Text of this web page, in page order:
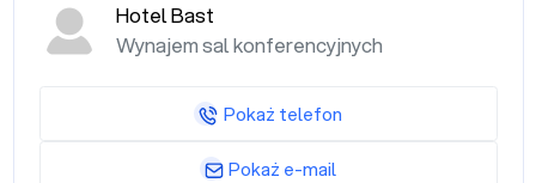
Hotel Bast
Wynajem sal konferencyjnych
Pokaż telefon
Pokaż e-mail